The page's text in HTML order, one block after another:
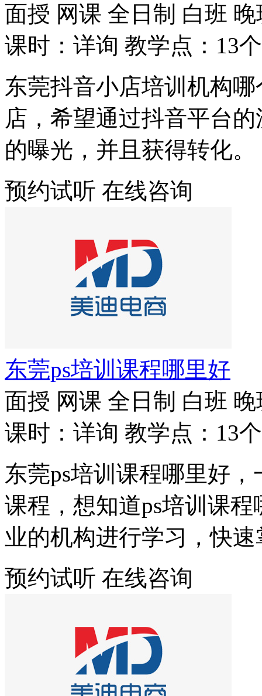
面授 网课 全日制 白班 晚
课时：详询 教学点：13个
东莞抖音小店培训机构
店，希望通过抖音平台
的曝光，并且获得转化。
预约试听 在线咨询
东莞ps培训课程哪里好
面授 网课 全日制 白班 晚
课时：详询 教学点：13个
东莞ps培训课程哪里好
课程，想知道ps培训课
业的机构进行学习，快速
预约试听 在线咨询